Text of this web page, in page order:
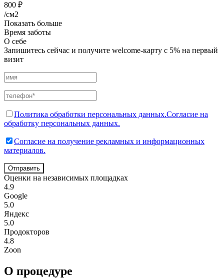
800 ₽
/см2
Показать больше
Время заботы
О себе
Запишитесь сейчас и получите welcome-карту с 5% на первый
визит
Политика обработки персональных данных.Согласие на
обработку персональных данных.
Согласие на получение рекламных и информационных
материалов.
Отправить
Оценки на независимых площадках
4.9
Google
5.0
Яндекс
5.0
Продокторов
4.8
Zoon
О процедуре